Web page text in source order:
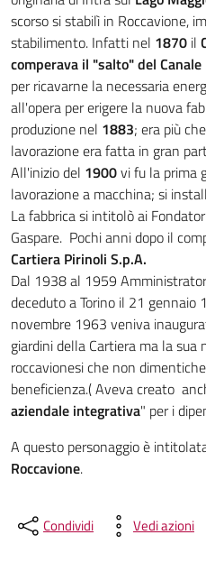
scorso si stabilì in Roccavione,
stabilimento. Infatti nel 1870 il
comperava il "salto" del
per ricavarne la necessaria
all'opera per erigere la nuova
produzione nel 1883; era più
lavorazione era fatta in gran
All'inizio del 1900vi fu la prima
lavorazione a macchina; si
La fabbrica si intitolò ai
Gaspare. Pochi anni dopo il
Cartiera Pirinoli S.p.A.
Dal 1938 al 1959
deceduto a Torino il 21 gennaio
novembre 1963 veniva
giardini della Cartiera ma la sua
roccavionesi che non
beneficienza.( Aveva creato
aziendale integrativa" per i
A questo personaggio è
Roccavione.
Condividi Vedi azioni